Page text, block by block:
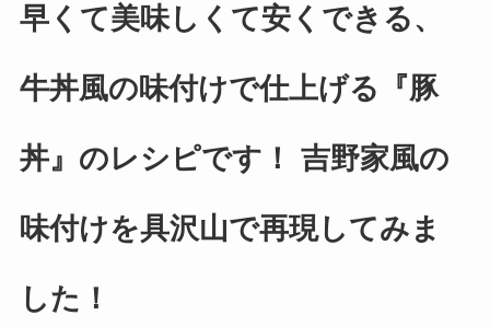
早くて美味しくて安くできる、
牛丼風の味付けで仕上げる『豚
丼』のレシピです！ 吉野家風の
味付けを具沢山で再現してみま
した！